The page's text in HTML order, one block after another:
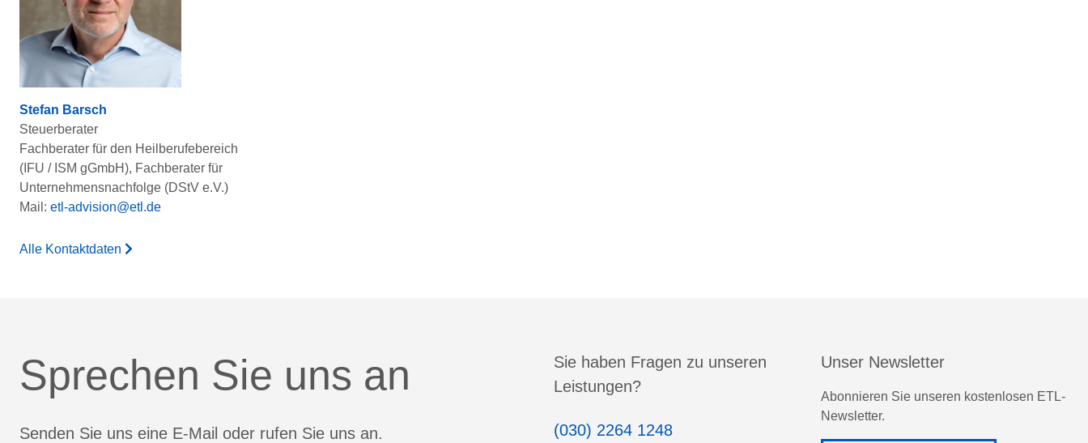
Stefan Barsch
Steuerberater
Fachberater für den Heilberufebereich
(IFU / ISM gGmbH), Fachberater für
Unternehmensnachfolge (DStV e.V.)
Mail: etl-advision@etl.de
Alle Kontaktdaten
Sprechen Sie uns an
Senden Sie uns eine E-Mail oder rufen Sie uns an.
Sie haben Fragen zu unseren
Leistungen?
(030) 2264 1248
Unser Newsletter
Abonnieren Sie unseren kostenlosen ETL-
Newsletter.